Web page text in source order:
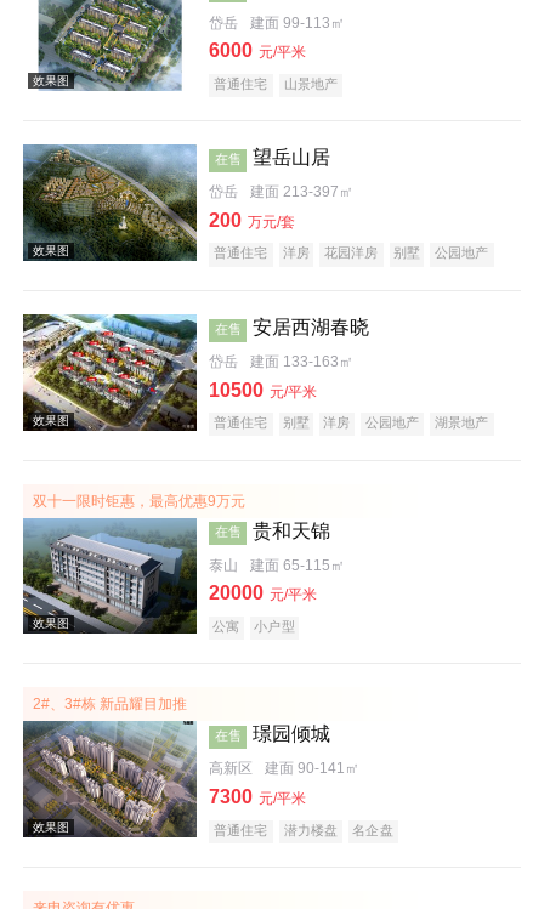
效果图
效果图
岱岳 建面 99-113㎡
6000 元/平米
普通住宅 山景地产
在售 望岳山居
岱岳 建面 213-397㎡
200 万元/套
普通住宅 洋房 花园洋房 别墅
公园地产
在售
安居西湖春晓
岱岳 建面 133-163㎡
10500 元/平米
普通住宅 别墅 洋房 公园地产
湖景地产
双十一限时钜惠，最高优惠9万元
在售 贵和天锦
泰山 建面 65-115㎡
20000 元/平米
公寓 小户型
2#、3#栋 新品耀目加推
在售 璟园倾城
高新区 建面 90-141㎡
7300 元/平米
普通住宅 潜力楼盘 名企盘